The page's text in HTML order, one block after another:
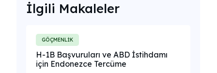
İlgili Makaleler
GÖÇMENLİK
H-1B Başvuruları ve ABD İstihdamı
için Endonezce Tercüme